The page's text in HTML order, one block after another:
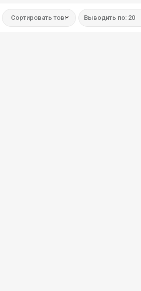
Сортировать товар: Выводить по: 20